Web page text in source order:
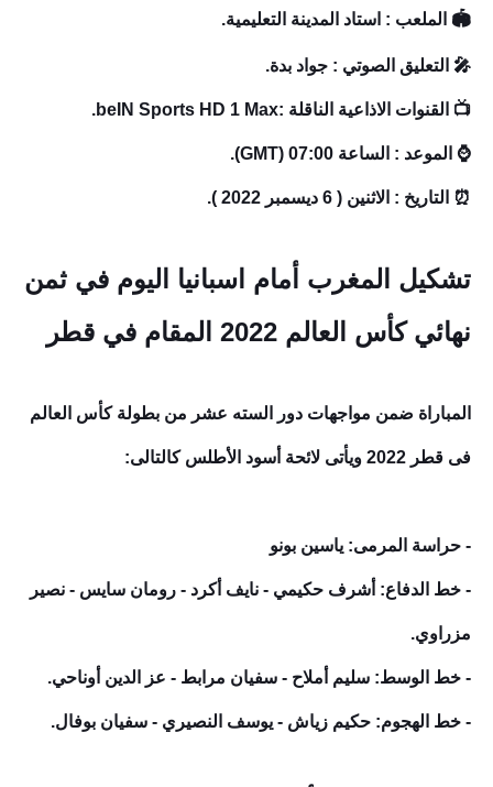
🏟️ الملعب : استاد المدينة التعليمية.
🎤 التعليق الصوتي : جواد بدة.
📺 القنوات الاذاعية الناقلة :beIN Sports HD 1 Max.
⌚ الموعد : الساعة 07:00 (GMT).
⏰ التاريخ : الاثنين ( 6 ديسمبر 2022 ).
تشكيل المغرب أمام اسبانيا اليوم في ثمن
نهائي كأس العالم 2022 المقام في قطر
المباراة ضمن مواجهات دور السته عشر من بطولة كأس العالم
فى قطر 2022 ويأتى لائحة أسود الأطلس كالتالى:
- حراسة المرمى: ياسين بونو
- خط الدفاع: أشرف حكيمي - نايف أكرد - رومان سايس - نصير
مزراوي.
- خط الوسط: سليم أملاح - سفيان مرابط - عز الدين أوناحي.
- خط الهجوم: حكيم زياش - يوسف النصيري - سفيان بوفال.